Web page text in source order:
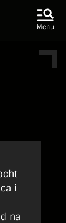
Menu
i
na